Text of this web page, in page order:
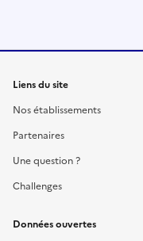
Liens du site
Nos établissements
Partenaires
Une question ?
Challenges
Données ouvertes